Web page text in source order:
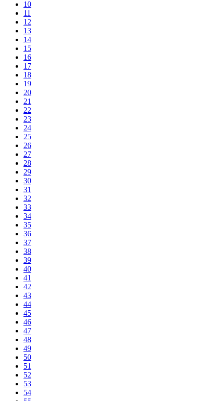
10
11
12
13
14
15
16
17
18
19
20
21
22
23
24
25
26
27
28
29
30
31
32
33
34
35
36
37
38
39
40
41
42
43
44
45
46
47
48
49
50
51
52
53
54